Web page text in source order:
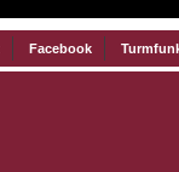
Facebook